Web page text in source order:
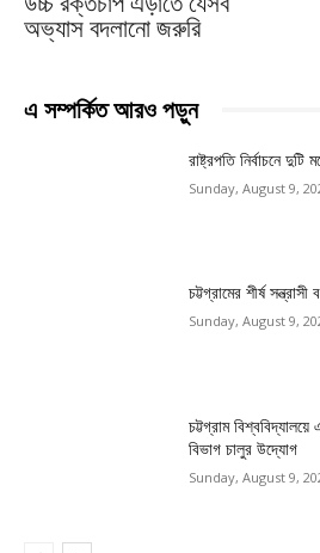
অভ্যাস বদলানো জরুরি
এ সম্পর্কিত আরও পড়ুন
রাষ্ট্রপতি নির্বাচনে
Sunday, August 9,
চট্টগ্রামের শীর্ষ
Sunday, August 9,
চট্টগ্রাম
বিভাগ চালুর উদ্যোগ
Sunday, August 9,